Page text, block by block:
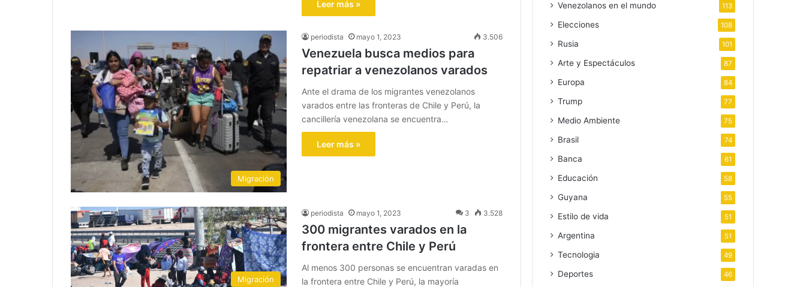
Leer más »
Migración
periodista mayo 1, 2023 3.506
Venezuela busca medios para
repatriar a venezolanos varados
Ante el drama de los migrantes venezolanos
varados entre las fronteras de Chile y Perú, la
cancillería venezolana se encuentra…
Leer más »
Migración
periodista mayo 1, 2023 3 3.528
300 migrantes varados en la
frontera entre Chile y Perú
Al menos 300 personas se encuentran varadas en
la frontera entre Chile y Perú, la mayoría
Venezolanos en el mundo 113
Elecciones 108
Rusia 101
Arte y Espectáculos 87
Europa 84
Trump 77
Medio Ambiente 75
Brasil 74
Banca 61
Educación 58
Guyana 55
Estilo de vida 51
Argentina 51
Tecnologia 49
Deportes 46